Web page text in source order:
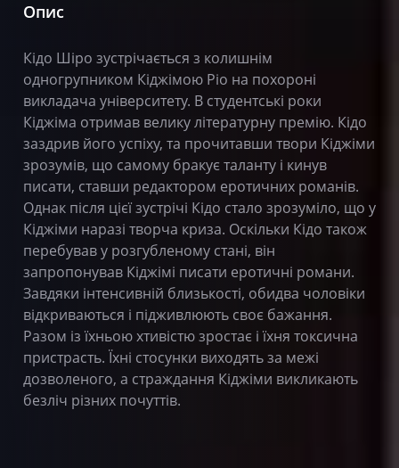
Опис
Кідо Шіро зустрічається з колишнім
одногрупником Кіджімою Ріо на похороні
викладача університету. В студентські роки
Кіджіма отримав велику літературну премію. Кідо
заздрив його успіху, та прочитавши твори Кіджіми
зрозумів, що самому бракує таланту і кинув
писати, ставши редактором еротичних романів.
Однак після цієї зустрічі Кідо стало зрозуміло, що у
Кіджіми наразі творча криза. Оскільки Кідо також
перебував у розгубленому стані, він
запропонував Кіджімі писати еротичні романи.
Завдяки інтенсивній близькості, обидва чоловіки
відкриваються і підживлюють своє бажання.
Разом із їхньою хтивістю зростає і їхня токсична
пристрасть. Їхні стосунки виходять за межі
дозволеного, а страждання Кіджіми викликають
безліч різних почуттів.